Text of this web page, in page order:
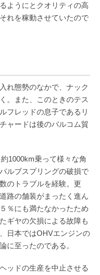
ようにとクオリティの高
れを稼動させていたので
れ態勢のなかで、ナック
。また、このときのテス
フレッドの息子であるリ
ャードは後のバルコム貿
1000km乗って様々な角
ルブスプリングの破損で
のトラブルを経験。更
路の舗装がまったく進ん
％にも満たなかったため
ギヤの欠損による故障も
日本ではOHVエンジンの
に至ったのである。
ッドの生産を中止させる